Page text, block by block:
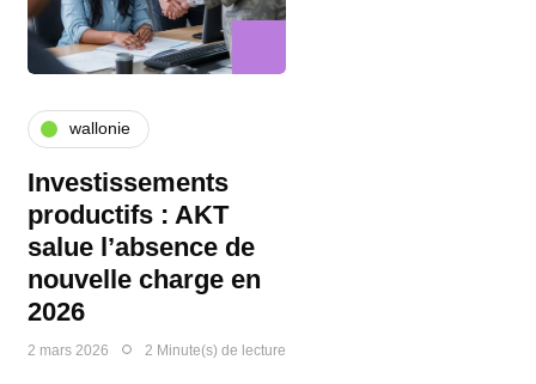
wallonie
Investissements
productifs : AKT
salue l’absence de
nouvelle charge en
2026
2 mars 2026 2 Minute(s) de lecture